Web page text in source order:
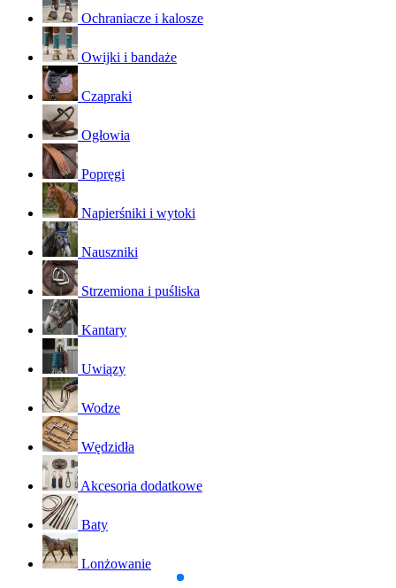
Ochraniacze i kalosze
Owijki i bandaże
Czapraki
Ogłowia
Popręgi
Napierśniki i wytoki
Nauszniki
Strzemiona i puśliska
Kantary
Uwiązy
Wodze
Wędzidła
Akcesoria dodatkowe
Baty
Lonżowanie